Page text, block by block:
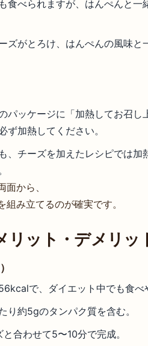
食べられますが、はんぺんと一
ズがとろけ、はんぺんの風味と
パッケージに「加熱してお召し
ず加熱してください。
、チーズを加えたレシピでは加
から、
組み立てるのが確実です。
リット・デメリッ
で、ダイエット中でも食べ
り約5gのタンパク質を含む。
合わせて5〜10分で完成。